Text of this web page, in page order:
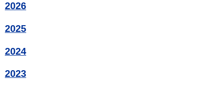
2026
2025
2024
2023